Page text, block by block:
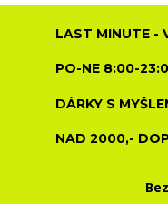
LAST MINUTE
PO-NE 8:00-
DÁRKY S
NAD 2000,-